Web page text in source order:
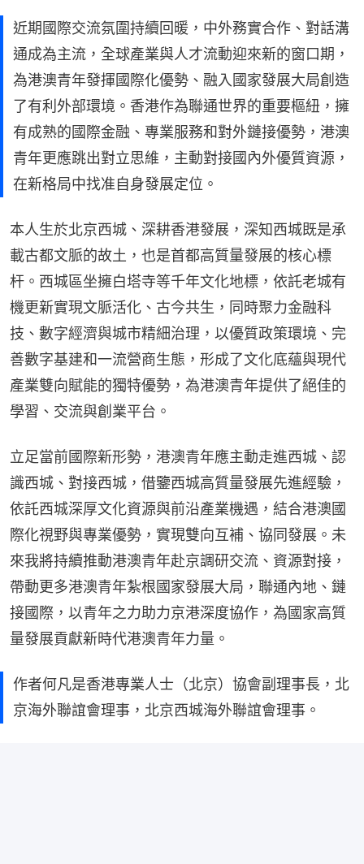
近期國際交流氛圍持續回暖，中外務實合作、對話溝
通成為主流，全球產業與人才流動迎來新的窗口期，
為港澳青年發揮國際化優勢、融入國家發展大局創造
了有利外部環境。香港作為聯通世界的重要樞紐，擁
有成熟的國際金融、專業服務和對外鏈接優勢，港澳
青年更應跳出對立思維，主動對接國內外優質資源，
在新格局中找准自身發展定位。
本人生於北京西城、深耕香港發展，深知西城既是承
載古都文脈的故土，也是首都高質量發展的核心標
杆。西城區坐擁白塔寺等千年文化地標，依託老城有
機更新實現文脈活化、古今共生，同時聚力金融科
技、數字經濟與城市精細治理，以優質政策環境、完
善數字基建和一流營商生態，形成了文化底蘊與現代
產業雙向賦能的獨特優勢，為港澳青年提供了絕佳的
學習、交流與創業平台。
立足當前國際新形勢，港澳青年應主動走進西城、認
識西城、對接西城，借鑒西城高質量發展先進經驗，
依託西城深厚文化資源與前沿產業機遇，結合港澳國
際化視野與專業優勢，實現雙向互補、協同發展。未
來我將持續推動港澳青年赴京調研交流、資源對接，
帶動更多港澳青年紮根國家發展大局，聯通內地、鏈
接國際，以青年之力助力京港深度協作，為國家高質
量發展貢獻新時代港澳青年力量。
作者何凡是香港專業人士（北京）協會副理事長，北
京海外聯誼會理事，北京西城海外聯誼會理事。